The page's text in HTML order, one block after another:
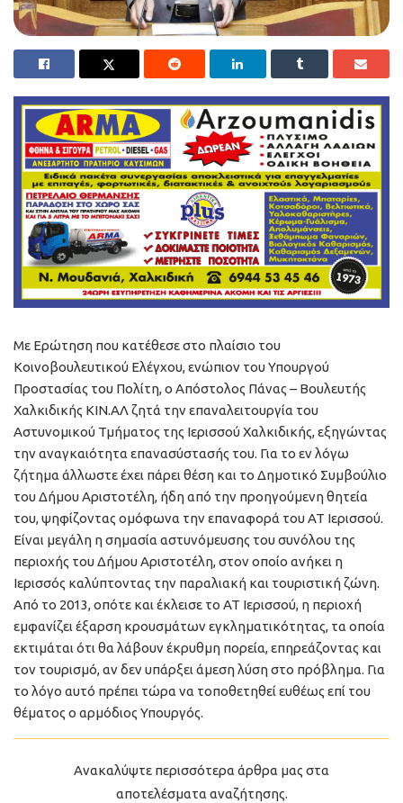
Με Ερώτηση που κατέθεσε στο πλαίσιο του
Κοινοβουλευτικού Ελέγχου, ενώπιον του Υπουργού
Προστασίας του Πολίτη, ο Απόστολος Πάνας – Βουλευτής
Χαλκιδικής ΚΙΝ.ΑΛ ζητά την επαναλειτουργία του
Αστυνομικού Τμήματος της Ιερισσού Χαλκιδικής, εξηγώντας
την αναγκαιότητα επανασύστασής του. Για το εν λόγω
ζήτημα άλλωστε έχει πάρει θέση και το Δημοτικό Συμβούλιο
του Δήμου Αριστοτέλη, ήδη από την προηγούμενη θητεία
του, ψηφίζοντας ομόφωνα την επαναφορά του ΑΤ Ιερισσού.
Είναι μεγάλη η σημασία αστυνόμευσης του συνόλου της
περιοχής του Δήμου Αριστοτέλη, στον οποίο ανήκει η
Ιερισσός καλύπτοντας την παραλιακή και τουριστική ζώνη.
Από το 2013, οπότε και έκλεισε το ΑΤ Ιερισσού, η περιοχή
εμφανίζει έξαρση κρουσμάτων εγκληματικότητας, τα οποία
εκτιμάται ότι θα λάβουν έκρυθμη πορεία, επηρεάζοντας και
τον τουρισμό, αν δεν υπάρξει άμεση λύση στο πρόβλημα. Για
το λόγο αυτό πρέπει τώρα να τοποθετηθεί ευθέως επί του
θέματος ο αρμόδιος Υπουργός.
Ανακαλύψτε περισσότερα άρθρα μας στα
αποτελέσματα αναζήτησης.